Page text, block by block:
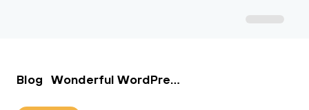
Blog Wonderful WordPress – 9 redenen om voor een WordPress-website te kiezen